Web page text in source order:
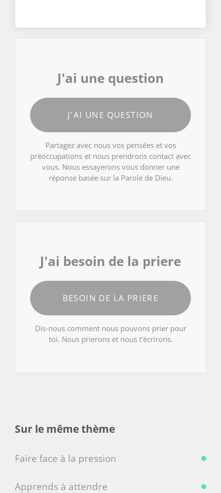
J'ai une question
J'AI UNE QUESTION
Partagez avec nous vos pensées et vos
préoccupations et nous prendrons contact avec
vous. Nous essayerons vous donner une
réponse basée sur la Parole de Dieu.
J'ai besoin de la priere
BESOIN DE LA PRIERE
Dis-nous comment nous pouvons prier pour
toi. Nous prierons et nous t'écrirons.
Sur le même thème
Faire face à la pression
Apprends à attendre